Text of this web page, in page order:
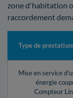
zone d'habitation
raccordement
Type de
Mise en service
énergie
Compteur